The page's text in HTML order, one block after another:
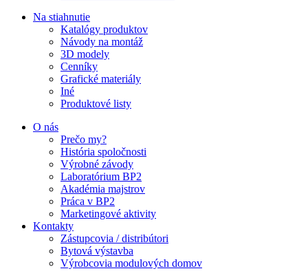
Na stiahnutie
Katalógy produktov
Návody na montáž
3D modely
Cenníky
Grafické materiály
Iné
Produktové listy
O nás
Prečo my?
História spoločnosti
Výrobné závody
Laboratórium BP2
Akadémia majstrov
Práca v BP2
Marketingové aktivity
Kontakty
Zástupcovia / distribútori
Bytová výstavba
Výrobcovia modulových domov